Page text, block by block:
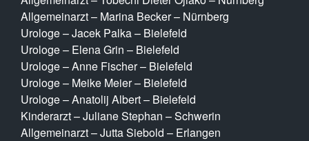
Allgemeinarzt – Marina Becker – Nürnberg
Urologe – Jacek Palka – Bielefeld
Urologe – Elena Grin – Bielefeld
Urologe – Anne Fischer – Bielefeld
Urologe – Meike Meier – Bielefeld
Urologe – Anatolij Albert – Bielefeld
Kinderarzt – Juliane Stephan – Schwerin
Allgemeinarzt – Jutta Siebold – Erlangen